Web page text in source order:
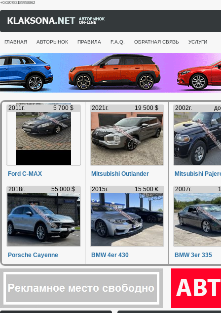
+0.020783185958862
ГЛАВНАЯ АВТОРЫНОК ПРАВИЛА F.A.Q. ОБРАТНАЯ СВЯЗЬ УСЛУГИ
2011г. 5 700 $
Ford C-MAX
2021г. 19 500 $
Mitsubishi Outlander
2002г.
Mitsubishi
2018г. 55 000 $
Porsche Cayenne
2015г. 15 500 €
BMW 4er 430
2007г.
BMW 3er 335